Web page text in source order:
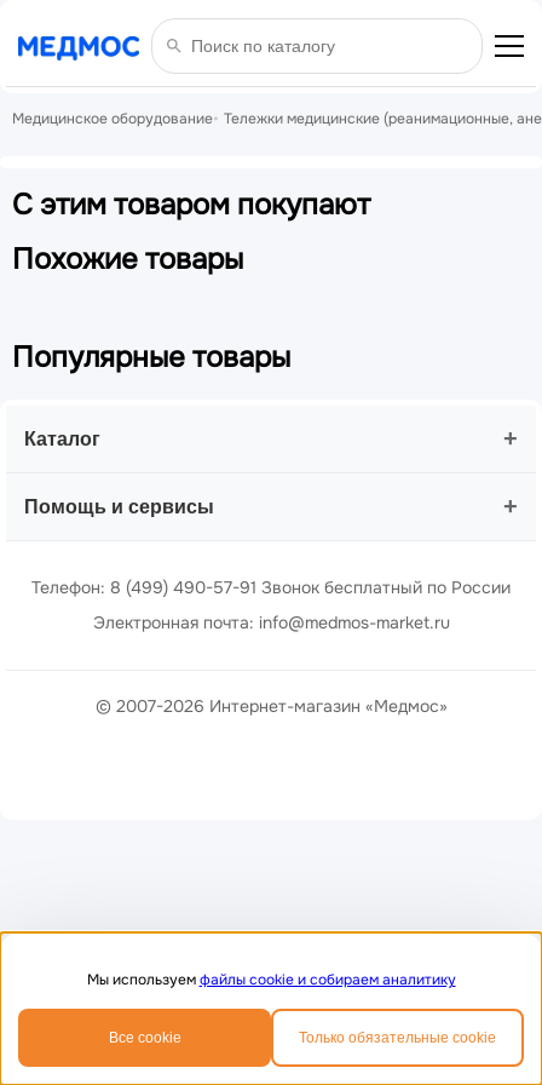
Главная Избранное
0
Корзина Телефон MAX
Медицинское оборудование Тележки медицинские (реанимационные,
С этим товаром покупают
Похожие товары
Популярные товары
Каталог +
Помощь и сервисы +
Телефон: 8 (499) 490-57-91 Звонок бесплатный по России
Электронная почта: info@medmos-market.ru
© 2007-2026 Интернет-магазин «Медмос»
Мы используемфайлы cookie и собираем аналитику
Все cookie Только обязательные cookie